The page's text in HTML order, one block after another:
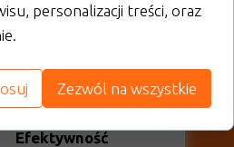
Efektywność
personalizacji treści, oraz
Zezwól na wszystkie